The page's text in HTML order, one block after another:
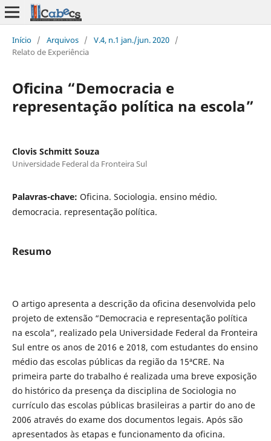
Início / Arquivos / V.4, n.1 jan./jun. 2020 /
Relato de Experiência
Oficina “Democracia e
representação política na escola”
Clovis Schmitt Souza
Universidade Federal da Fronteira Sul
Palavras-chave: Oficina. Sociologia. ensino médio.
democracia. representação política.
Resumo
O artigo apresenta a descrição da oficina desenvolvida pelo
projeto de extensão “Democracia e representação política
na escola”, realizado pela Universidade Federal da Fronteira
Sul entre os anos de 2016 e 2018, com estudantes do ensino
médio das escolas públicas da região da 15ªCRE. Na
primeira parte do trabalho é realizada uma breve exposição
do histórico da presença da disciplina de Sociologia no
currículo das escolas públicas brasileiras a partir do ano de
2006 através do exame dos documentos legais. Após são
apresentados às etapas e funcionamento da oficina.